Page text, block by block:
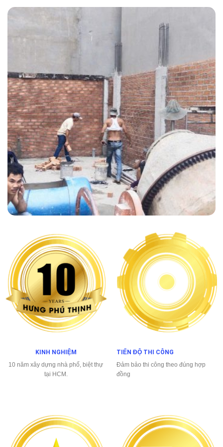
KINH NGHIỆM
10 năm xây dựng nhà phố, biệt thự
tại HCM.
TIẾN ĐỘ THI CÔNG
Đảm bảo thi công theo đúng hợp
đồng